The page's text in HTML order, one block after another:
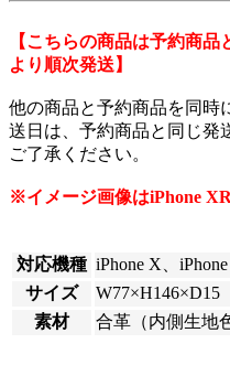
【こちらの商品は予約商品
より順次発送】
他の商品と予約商品を同時
送日は、予約商品と同じ発
ご了承ください。
※イメージ画像はiPhone XR
対応機種 iPhone X、
サイズ
W77×H146×D15
素材
合革（内側生地